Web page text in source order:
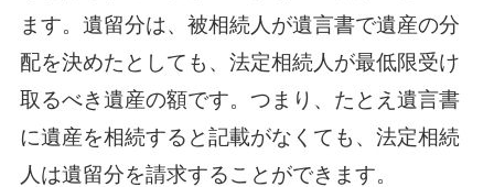
ます。遺留分は、被相続人が遺言書で遺産の分
配を決めたとしても、法定相続人が最低限受け
取るべき遺産の額です。つまり、たとえ遺言書
に遺産を相続すると記載がなくても、法定相続
人は遺留分を請求することができます。